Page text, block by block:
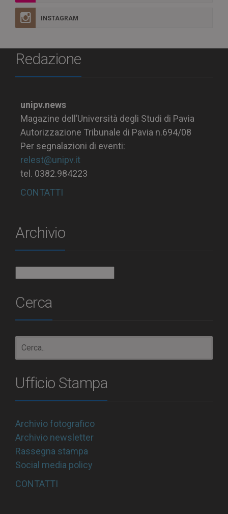
INSTAGRAM
Redazione
unipv.news
Magazine dell’Università degli Studi di Pavia
Autorizzazione Tribunale di Pavia n.694/08
Per segnalazioni di eventi:
relest@unipv.it
tel. 0382.984223
CONTATTI
Archivio
Cerca
Ufficio Stampa
Archivio fotografico
Archivio newsletter
Rassegna stampa
Social media policy
CONTATTI